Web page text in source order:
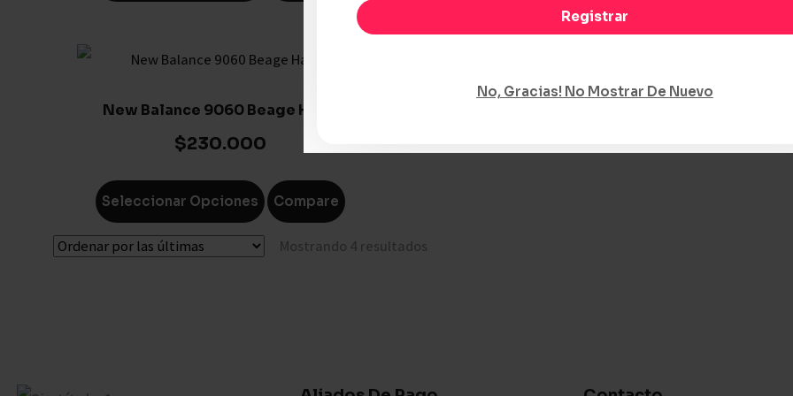
New Balance 9060 Beage Hade
$230.000
Seleccionar Opciones Compare
Mostrando 4 resultados
Registrar
No, Gracias! No Mostrar De Nuevo